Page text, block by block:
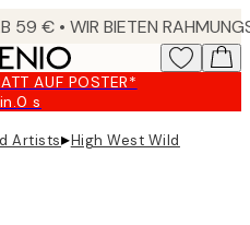
AUF POSTER*
0 s
Gültig
bis:
2026-
Artists▸High West Wild